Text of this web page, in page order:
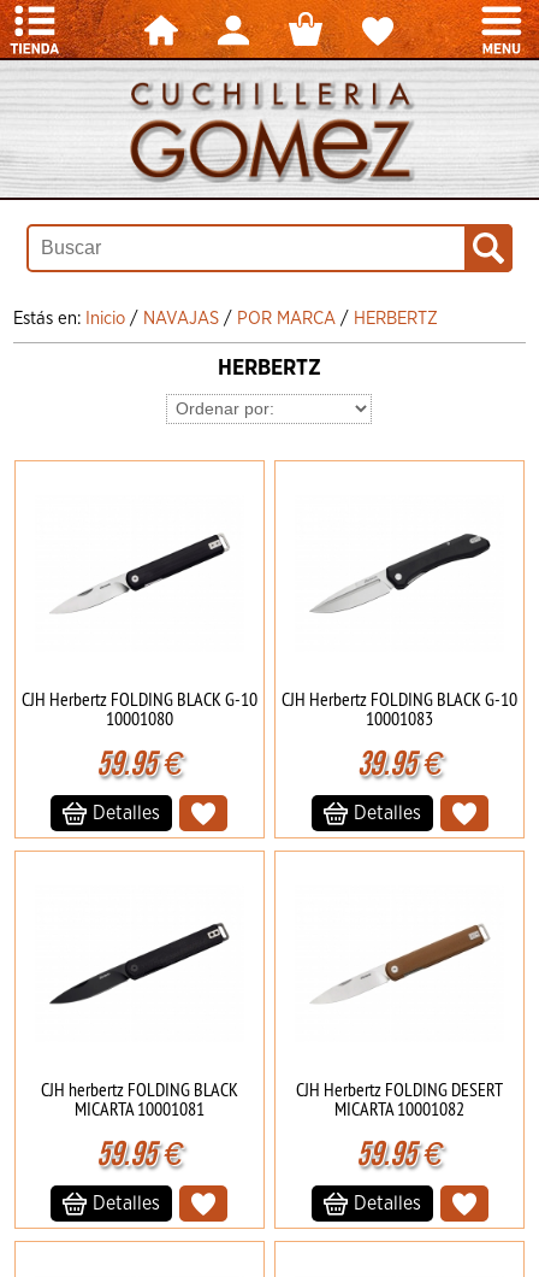
Estás en: Inicio / NAVAJAS / POR MARCA / HERBERTZ
HERBERTZ
CJH Herbertz FOLDING BLACK G-10
10001080
59.95€
Detalles
CJH Herbertz FOLDING BLACK G-10
10001083
39.95€
Detalles
CJH herbertz FOLDING BLACK
MICARTA 10001081
59.95€
Detalles
CJH Herbertz FOLDING DESERT
MICARTA 10001082
59.95€
Detalles